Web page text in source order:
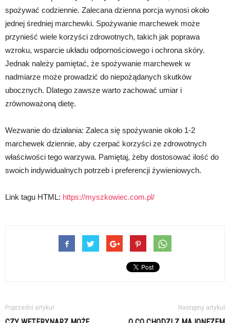
spożywać codziennie. Zalecana dzienna porcja wynosi około
jednej średniej marchewki. Spożywanie marchewek może
przynieść wiele korzyści zdrowotnych, takich jak poprawa
wzroku, wsparcie układu odpornościowego i ochrona skóry.
Jednak należy pamiętać, że spożywanie marchewek w
nadmiarze może prowadzić do niepożądanych skutków
ubocznych. Dlatego zawsze warto zachować umiar i
zrównoważoną dietę.
Wezwanie do działania: Zaleca się spożywanie około 1-2
marchewek dziennie, aby czerpać korzyści ze zdrowotnych
właściwości tego warzywa. Pamiętaj, żeby dostosować ilość do
swoich indywidualnych potrzeb i preferencji żywieniowych.
Link tagu HTML: https://myszkowiec.com.pl/
Poprzedni artykuł Następny artykuł